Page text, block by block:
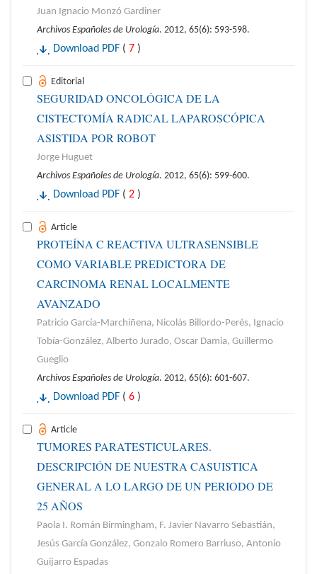
Juan Ignacio Monzó Gardiner
Archivos Españoles de Urología. 2012, 65(6): 593-598.
Download PDF ( 7 )
Editorial
SEGURIDAD ONCOLÓGICA DE LA
CISTECTOMÍA RADICAL LAPAROSCÓPICA
ASISTIDA POR ROBOT
Jorge Huguet
Archivos Españoles de Urología. 2012, 65(6): 599-600.
Download PDF ( 2 )
Article
PROTEÍNA C REACTIVA ULTRASENSIBLE
COMO VARIABLE PREDICTORA DE
CARCINOMA RENAL LOCALMENTE
AVANZADO
Patricio García-Marchiñena, Nicolás Billordo-Perés, Ignacio
Tobía-González, Alberto Jurado, Oscar Damia, Guillermo
Gueglio
Archivos Españoles de Urología. 2012, 65(6): 601-607.
Download PDF ( 6 )
Article
TUMORES PARATESTICULARES.
DESCRIPCIÓN DE NUESTRA CASUISTICA
GENERAL A LO LARGO DE UN PERIODO DE
25 AÑOS
Paola I. Román Birmingham, F. Javier Navarro Sebastián,
Jesús García González, Gonzalo Romero Barriuso, Antonio
Guijarro Espadas